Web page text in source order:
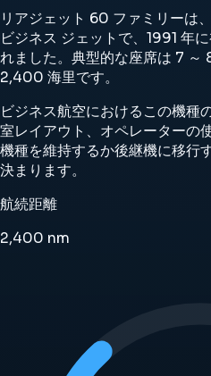
リアジェット 60 ファミリーは
ビジネス ジェットで、1991 年
れました。典型的な座席は 7 ～
2,400 海里です。
ビジネス航空におけるこの機種
室レイアウト、オペレーターの
機種を維持するか後継機に移行
決まります。
航続距離
2,400 nm